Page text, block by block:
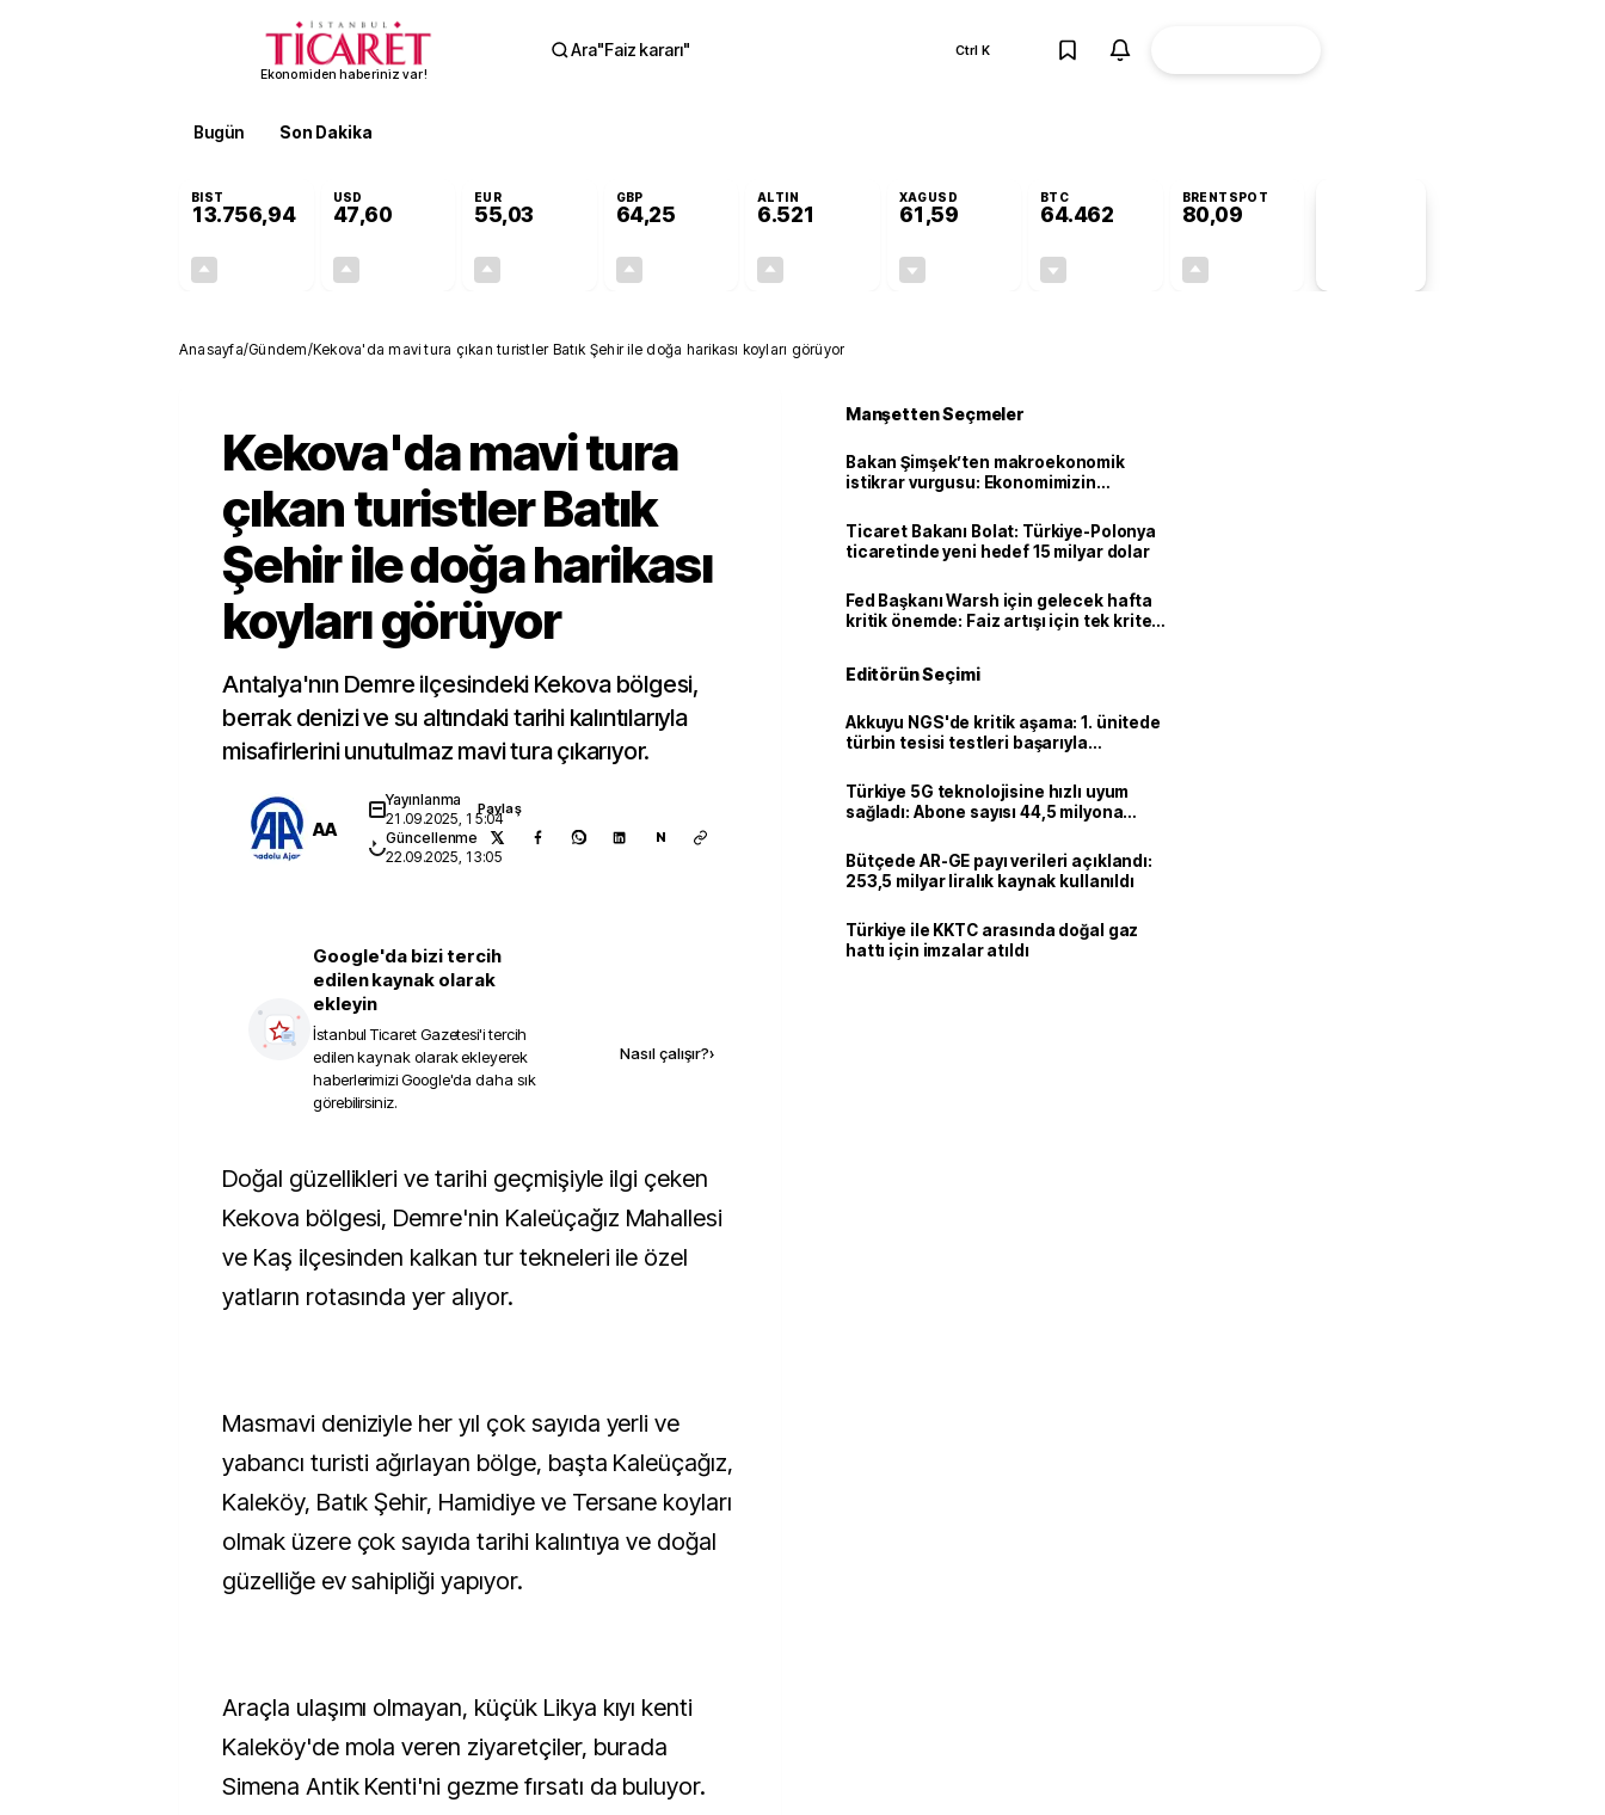
Ekonomiden haberiniz var!
Ara"Faiz kararı" Ctrl K
Bugün Son Dakika
BIST
13.756,94
USD
47,60
EUR
55,03
GBP
64,25
ALTIN
6.521
XAGUSD
61,59
BTC
64.462
BRENTSPOT
80,09
Anasayfa/Gündem/Kekova'da mavi tura çıkan turistler Batık Şehir ile doğa harikası koyları görüyor
Kekova'da mavi tura
çıkan turistler Batık
Şehir ile doğa harikası
koyları görüyor
Antalya'nın Demre ilçesindeki Kekova bölgesi,
berrak denizi ve su altındaki tarihi kalıntılarıyla
misafirlerini unutulmaz mavi tura çıkarıyor.
AA
Yayınlanma
21.09.2025, 15:04
Güncellenme
22.09.2025, 13:05
Paylaş
N
Google'da bizi tercih
edilen kaynak olarak
ekleyin
İstanbul Ticaret Gazetesi'i tercih
edilen kaynak olarak ekleyerek
haberlerimizi Google'da daha sık
görebilirsiniz.
Nasıl çalışır?›
Doğal güzellikleri ve tarihi geçmişiyle ilgi çeken
Kekova bölgesi, Demre'nin Kaleüçağız Mahallesi
ve Kaş ilçesinden kalkan tur tekneleri ile özel
yatların rotasında yer alıyor.
Masmavi deniziyle her yıl çok sayıda yerli ve
yabancı turisti ağırlayan bölge, başta Kaleüçağız,
Kaleköy, Batık Şehir, Hamidiye ve Tersane koyları
olmak üzere çok sayıda tarihi kalıntıya ve doğal
güzelliğe ev sahipliği yapıyor.
Araçla ulaşımı olmayan, küçük Likya kıyı kenti
Kaleköy'de mola veren ziyaretçiler, burada
Simena Antik Kenti'ni gezme fırsatı da buluyor.
Manşetten Seçmeler
Bakan Şimşek’ten makroekonomik
istikrar vurgusu: Ekonomimizin
Ticaret Bakanı Bolat: Türkiye-Polonya
ticaretinde yeni hedef 15 milyar dolar
Fed Başkanı Warsh için gelecek hafta
kritik önemde: Faiz artışı için tek kriter
Editörün Seçimi
Akkuyu NGS'de kritik aşama: 1. ünitede
türbin tesisi testleri başarıyla
Türkiye 5G teknolojisine hızlı uyum
sağladı: Abone sayısı 44,5 milyona
Bütçede AR-GE payı verileri açıklandı:
253,5 milyar liralık kaynak kullanıldı
Türkiye ile KKTC arasında doğal gaz
hattı için imzalar atıldı